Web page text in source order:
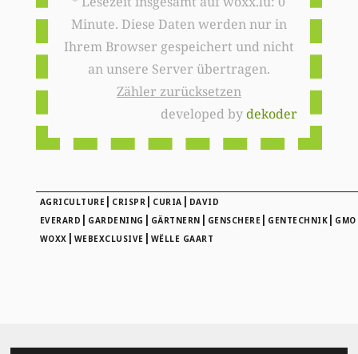
Minute. Diese Daten werden nur in
Ihrem Browser gespeichert und nicht
an unsere Server übertragen.
Zähler zurücksetzen
developed bydekoder
AGRICULTURE | CRISPR | CURIA | DAVID
EVERARD | GARDENING | GÄRTNERN | GENSCHERE | GENTECHNIK | GMO
WOXX | WEBEXCLUSIVE | WËLLE GAART